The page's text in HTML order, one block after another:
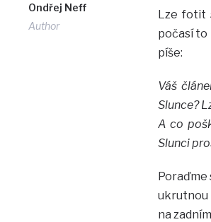
Ondřej Neff
Author
Lze fotit
počasí to
píše:
Váš
Slunce?
A co
Slunci
Poraďme
ukrutnou
na